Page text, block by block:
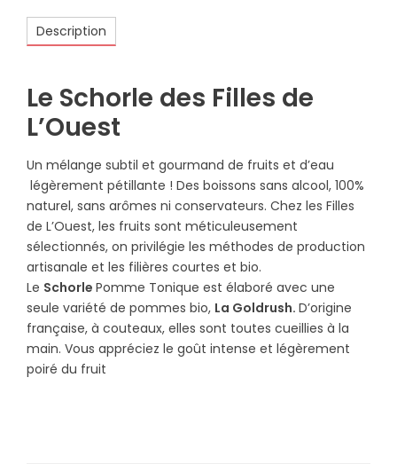
33
cl.
Description
Le Schorle des Filles de
L’Ouest
Un mélange subtil et gourmand de fruits et d’eau
légèrement pétillante ! Des boissons sans alcool, 100%
naturel, sans arômes ni conservateurs. Chez les Filles
de L’Ouest, les fruits sont méticuleusement
sélectionnés, on privilégie les méthodes de production
artisanale et les filières courtes et bio.
Le Schorle Pomme Tonique est élaboré avec une
seule variété de pommes bio, La Goldrush. D’origine
française, à couteaux, elles sont toutes cueillies à la
main. Vous appréciez le goût intense et légèrement
poiré du fruit